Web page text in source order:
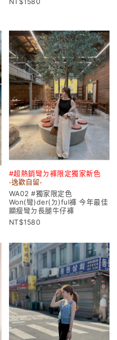
1580
#超熱銷彎ㄉ褲限定獨家新色
-逸歡自留-
WA02 #獨家限定色
Won(彎)der(ㄉ)ful褲 今年最佳
顯瘦彎ㄉ長腿牛仔褲
1580